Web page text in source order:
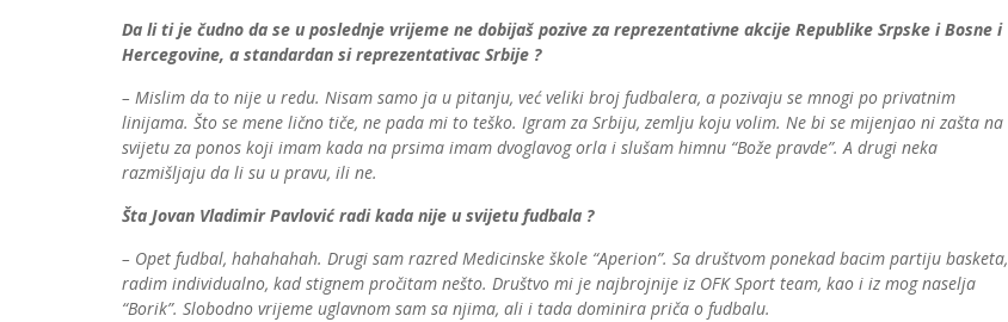
Da li ti je čudno da se u poslednje vrijeme ne dobijaš pozive za reprezentativne akcije Republike Srpske i Bosne i
Hercegovine, a standardan si reprezentativac Srbije ?
– Mislim da to nije u redu. Nisam samo ja u pitanju, već veliki broj fudbalera, a pozivaju se mnogi po privatnim
linijama. Što se mene lično tiče, ne pada mi to teško. Igram za Srbiju, zemlju koju volim. Ne bi se mijenjao ni zašta na
svijetu za ponos koji imam kada na prsima imam dvoglavog orla i slušam himnu “Bože pravde”. A drugi neka
razmišljaju da li su u pravu, ili ne.
Šta Jovan Vladimir Pavlović radi kada nije u svijetu fudbala ?
– Opet fudbal, hahahahah. Drugi sam razred Medicinske škole “Aperion”. Sa društvom ponekad bacim partiju basketa,
radim individualno, kad stignem pročitam nešto. Društvo mi je najbrojnije iz OFK Sport team, kao i iz mog naselja
“Borik”. Slobodno vrijeme uglavnom sam sa njima, ali i tada dominira priča o fudbalu.